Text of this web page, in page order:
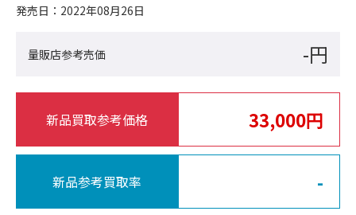
発売日： 2022年08月26日
量販店参考売価 -円
新品買取参考価格 33,000円
新品参考買取率 -